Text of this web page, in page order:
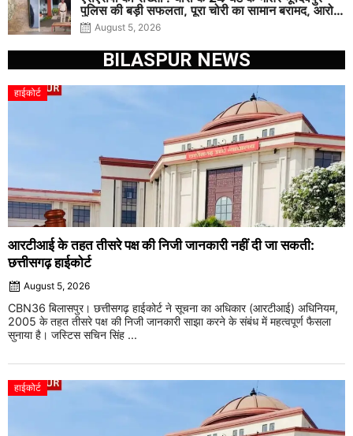
पुलिस की बड़ी सफलता, पूरा चोरी का सामान बरामद, आरोपी
गिरफ्तार
August 5, 2026
BILASPUR NEWS
हाईकोर्ट
आरटीआई के तहत तीसरे पक्ष की निजी जानकारी नहीं दी जा सकती:
छत्तीसगढ़ हाईकोर्ट
August 5, 2026
CBN36 बिलासपुर। छत्तीसगढ़ हाईकोर्ट ने सूचना का अधिकार (आरटीआई) अधिनियम,
2005 के तहत तीसरे पक्ष की निजी जानकारी साझा करने के संबंध में महत्वपूर्ण फैसला
सुनाया है। जस्टिस सचिन सिंह ...
हाईकोर्ट